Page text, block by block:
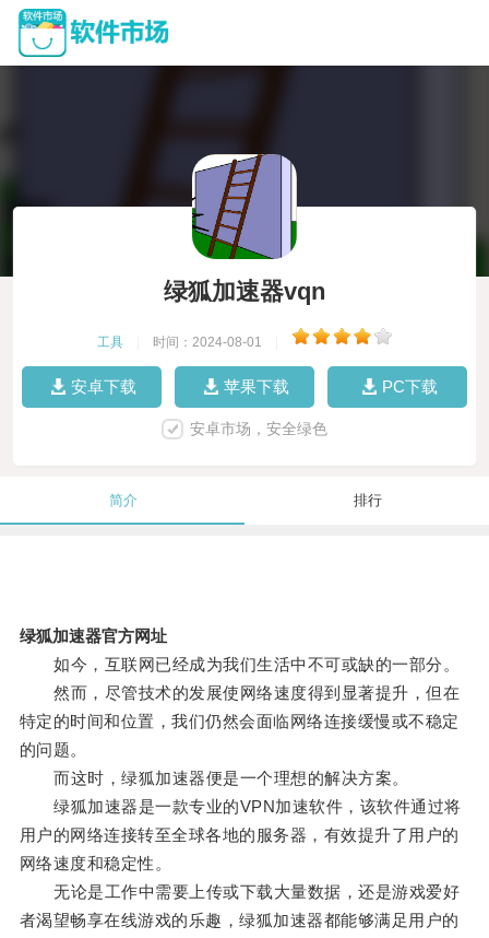
绿狐加速器vqn
工具 时间：2024-08-01
安卓下载 苹果下载 PC下载
安卓市场，安全绿色
简介 排行
绿狐加速器官方网址
如今，互联网已经成为我们生活中不可或缺的一部分。
然而，尽管技术的发展使网络速度得到显著提升，但在
特定的时间和位置，我们仍然会面临网络连接缓慢或不稳定
的问题。
而这时，绿狐加速器便是一个理想的解决方案。
绿狐加速器是一款专业的VPN加速软件，该软件通过将
用户的网络连接转至全球各地的服务器，有效提升了用户的
网络速度和稳定性。
无论是工作中需要上传或下载大量数据，还是游戏爱好
者渴望畅享在线游戏的乐趣，绿狐加速器都能够满足用户的